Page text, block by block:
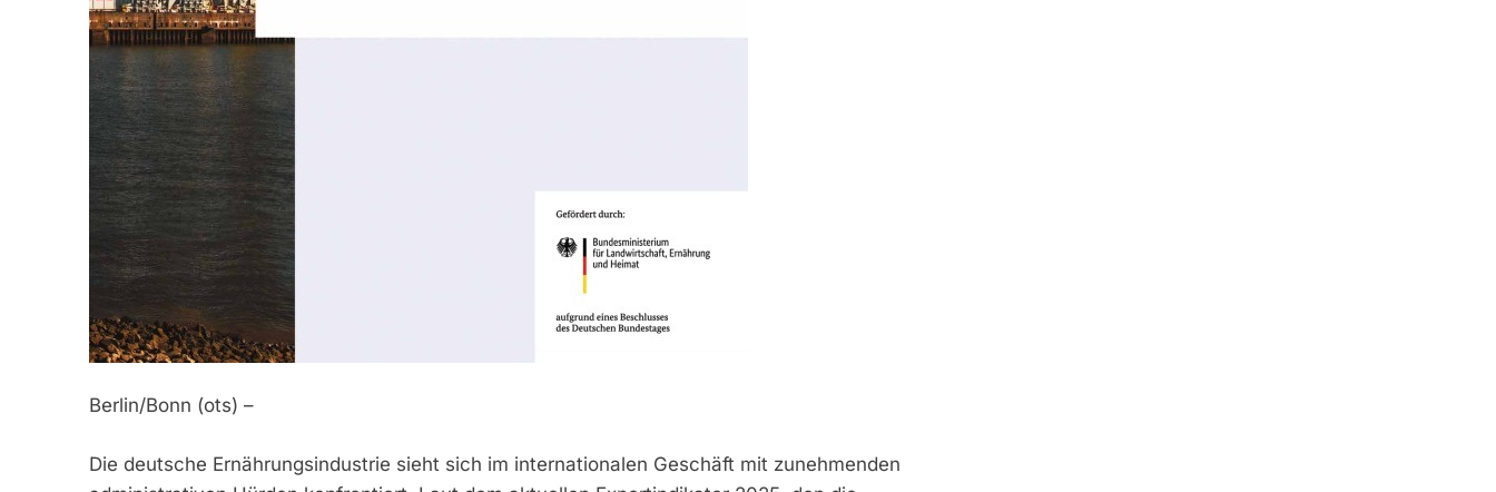
Berlin/Bonn (ots) –
Die deutsche Ernährungsindustrie sieht sich im internationalen Geschäft mit zunehmenden